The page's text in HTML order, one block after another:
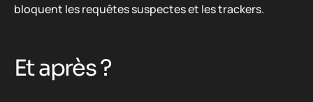
bloquent les requêtes suspectes et les trackers.
Et après ?